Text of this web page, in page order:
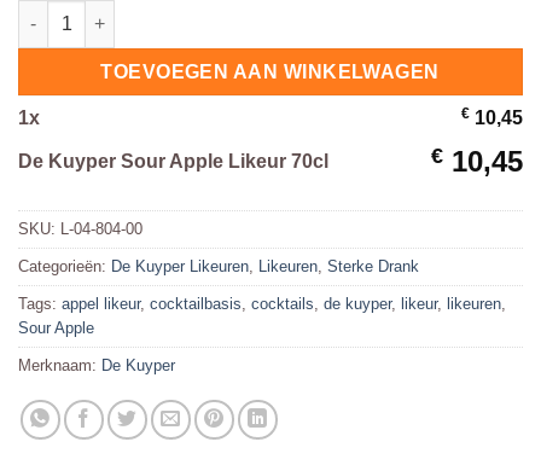
De Kuyper Sour Apple Likeur 70cl hoeveelheid
TOEVOEGEN AAN WINKELWAGEN
1x € 10,45
De Kuyper Sour Apple Likeur 70cl € 10,45
SKU: L-04-804-00
Categorieën: De Kuyper Likeuren Likeuren Sterke Drank
Tags: appel likeur, cocktailbasis cocktails de kuyper, likeur, likeuren
Sour Apple
Merknaam: De Kuyper